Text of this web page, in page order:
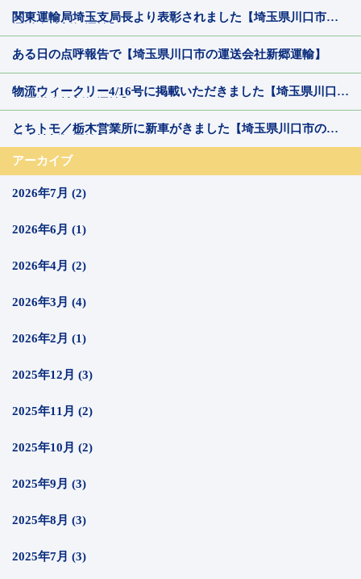
関東運輸局埼玉支局長より表彰されました【埼玉県川口市の
ある日の点呼報告で【埼玉県川口市の運送会社新郷運輸】
物流ウィークリー4/16号に掲載いただきました【埼玉県川口市
とちトモ／栃木営業所に新車がきました【埼玉県川口市の運
アーカイブ
2026年7月 (2)
2026年6月 (1)
2026年4月 (2)
2026年3月 (4)
2026年2月 (1)
2025年12月 (3)
2025年11月 (2)
2025年10月 (2)
2025年9月 (3)
2025年8月 (3)
2025年7月 (3)